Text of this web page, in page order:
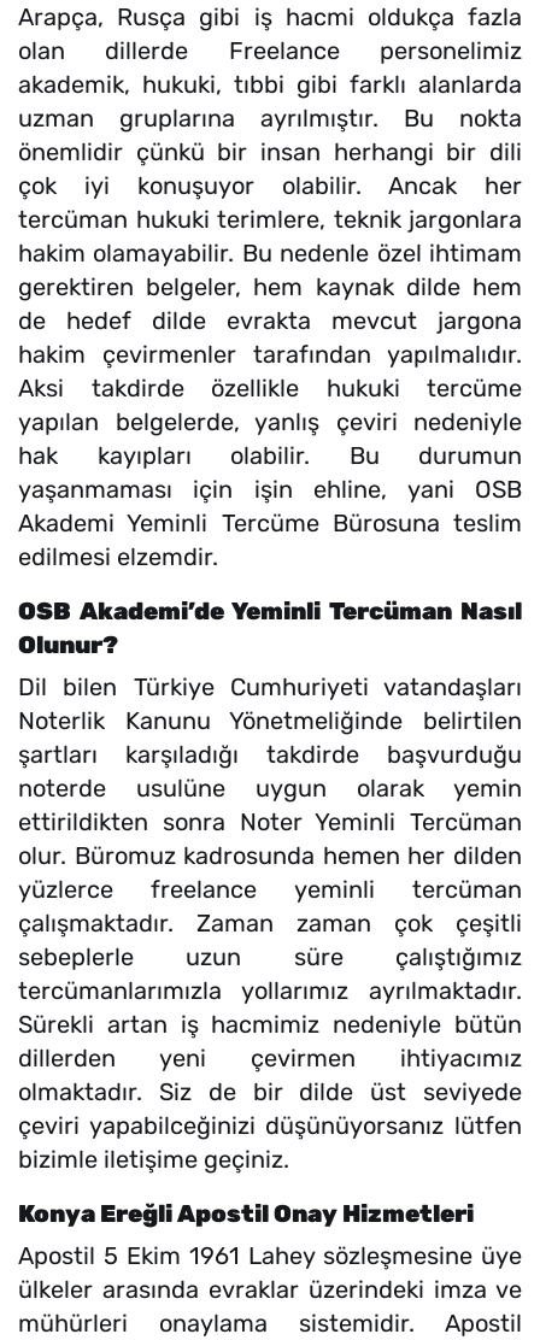
Arapça, Rusça gibi iş hacmi oldukça fazla
olan dillerde Freelance personelimiz
akademik, hukuki, tıbbi gibi farklı alanlarda
uzman gruplarına ayrılmıştır. Bu nokta
önemlidir çünkü bir insan herhangi bir dili
çok iyi konuşuyor olabilir. Ancak her
tercüman hukuki terimlere, teknik jargonlara
hakim olamayabilir. Bu nedenle özel ihtimam
gerektiren belgeler, hem kaynak dilde hem
de hedef dilde evrakta mevcut jargona
hakim çevirmenler tarafından yapılmalıdır.
Aksi takdirde özellikle hukuki tercüme
yapılan belgelerde, yanlış çeviri nedeniyle
hak kayıpları olabilir. Bu durumun
yaşanmaması için işin ehline, yani OSB
Akademi Yeminli Tercüme Bürosuna teslim
edilmesi elzemdir.
OSB Akademi’de Yeminli Tercüman Nasıl
Olunur?
Dil bilen Türkiye Cumhuriyeti vatandaşları
Noterlik Kanunu Yönetmeliğinde belirtilen
şartları karşıladığı takdirde başvurduğu
noterde usulüne uygun olarak yemin
ettirildikten sonra Noter Yeminli Tercüman
olur. Büromuz kadrosunda hemen her dilden
yüzlerce freelance yeminli tercüman
çalışmaktadır. Zaman zaman çok çeşitli
sebeplerle uzun süre çalıştığımız
tercümanlarımızla yollarımız ayrılmaktadır.
Sürekli artan iş hacmimiz nedeniyle bütün
dillerden yeni çevirmen ihtiyacımız
olmaktadır. Siz de bir dilde üst seviyede
çeviri yapabilceğinizi düşünüyorsanız lütfen
bizimle iletişime geçiniz.
Konya Ereğli Apostil Onay Hizmetleri
Apostil 5 Ekim 1961 Lahey sözleşmesine üye
ülkeler arasında evraklar üzerindeki imza ve
mühürleri onaylama sistemidir. Apostil